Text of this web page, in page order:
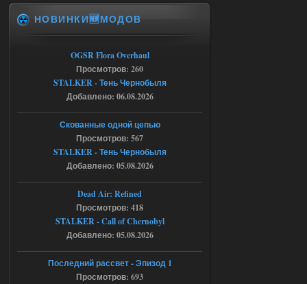
Доступно только для пользователей
Ответить ➤
Спавнер + Правки + Античит - Dead
City Final
Что то не работает спавнер,
все устанавливал по
мануалу......
Ответить ➤
06.08.2026
Игра для сталкера 21-очко
ruslanpyrusov
как изменить макс сумму
ставки в файлах чтобы
ставить больше 1 к
НОВИНКИ🆕МОДОВ
OGSR Flora Overhaul
Просмотров: 260
STALKER - Тень Чернобыля
Добавлено: 06.08.2026
Скованные одной цепью
Просмотров: 567
STALKER - Тень Чернобыля
Добавлено: 05.08.2026
Dead Air: Refined
Просмотров: 418
STALKER - Call of Chernobyl
Добавлено: 05.08.2026
Последний рассвет - Эпизод 1
Просмотров: 693